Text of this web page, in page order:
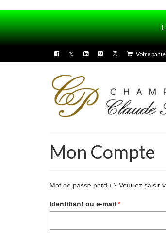
UA-100436175-1
Votre
Mon Compte
Mot de passe perdu ? Veuillez saisir
Identifiant ou e-mail *Obligatoire